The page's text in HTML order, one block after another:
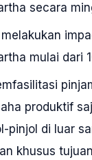
secara
mulai dari
produktif
pinjol di luar
khusus